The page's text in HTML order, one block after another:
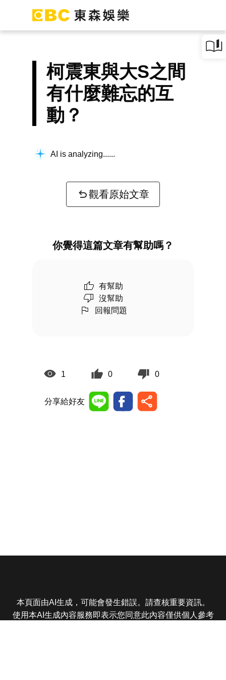
柯震東與大S之間
有什麼難忘的互
動？
AI is analyzing...
觀看原始文章
你覺得這篇文章有幫助嗎？
有幫助
沒幫助
回報問題
1 0 0
分享給好友
本頁面由AI生成，可能會發生錯誤。請查核重要資訊。
使用本AI生成內容服務即表示您同意此內容僅供個人參考